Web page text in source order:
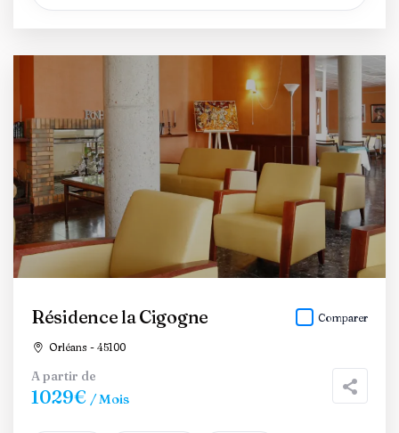
Résidence la Cigogne
Orléans - 45100
Comparer
A partir de
1029€ / Mois